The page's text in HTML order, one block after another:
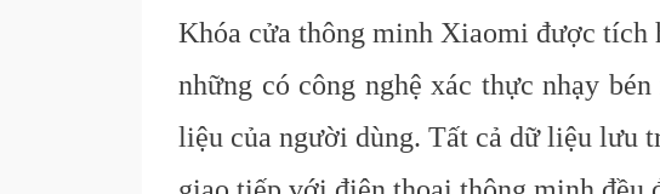
Khóa cửa thông minh Xiaomi được tích
những có công nghệ xác thực nhạy
liệu của người dùng. Tất cả dữ liệu lưu